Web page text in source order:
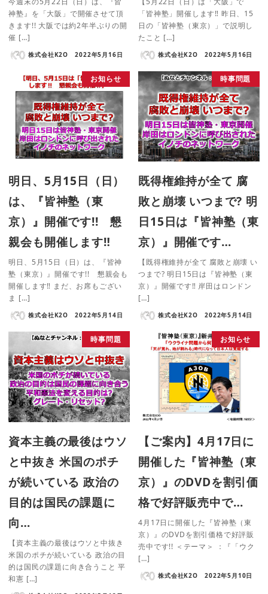
神塾』を「大阪」で開催させて頂
きます!! 大阪では約2年半ぶりの開
催 […]
株式会社K2O 2022年5月16日
「皆神塾」開催します‼ 昨日、15
日の「皆神塾（東京）」で説明し
たこと […]
株式会社K2O 2022年5月16日
お知らせ
明日、5月15日（日）
は、『皆神塾（東
京）』開催です!! 懇
親会も開催します‼
明日、5月15日（日）は、『皆神
塾（東京）』開催です!! 懇親会も
開催します‼ まだ、お席もござい
ま […]
株式会社K2O 2022年5月14日
時事問題
既得権維持が全て 腐
敗と崩壊 いつまで? 明
日15日は『皆神塾（東
京）』開催です…
【既得権維持が全て 腐敗と崩壊 い
つまで? 明日15日は『皆神塾（東
京）』開催です‼ 岸田はロンドン
[…]
株式会社K2O 2022年5月14日
時事問題
資本主義の最後はウソ
と中抜き 米国のポチ
が続いている 政治の
目的は国民の課題に
向…
【資本主義の最後はウソと中抜き
米国のポチが続いている 政治の目
的は国民の課題に向き合うこと 平
和憲 […]
お知らせ
【ご案内】4月17日に
開催した『皆神塾（東
京）』のDVDを割引価
格で好評販売中で…
4月17日に開催した『皆神塾（東
京）』のDVDを割引価格で好評販
売中です!! ＜テーマ＞ ：『「ウク
[…]
株式会社K2O 2022年5月10日